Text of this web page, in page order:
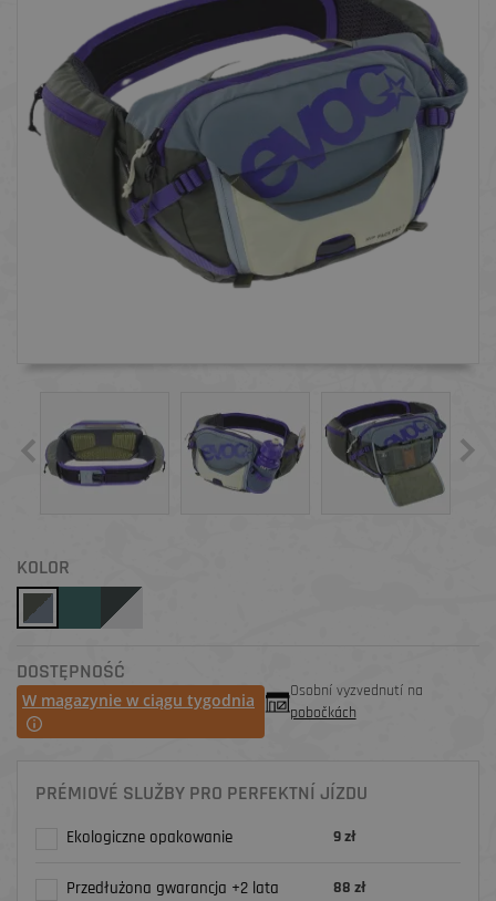
KOLOR
DOSTĘPNOŚĆ
W magazynie w ciągu tygodnia
Osobní vyzvednutí na
pobočkách
PRÉMIOVÉ SLUŽBY PRO PERFEKTNÍ JÍZDU
Ekologiczne opakowanie 9 zł
Przedłużona gwarancja +2 lata
88 zł